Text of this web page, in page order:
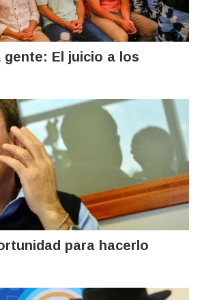
gente: El juicio a los
para hacerlo